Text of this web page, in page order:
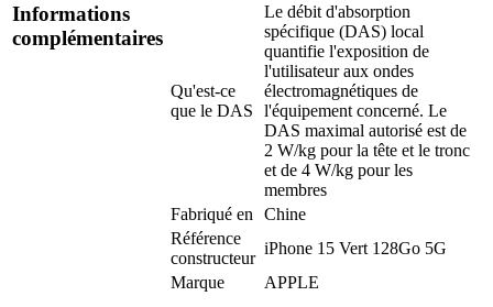
Informations
complémentaires
Qu'est-ce
que le DAS
Le débit d'absorption
spécifique (DAS) local
quantifie l'exposition de
l'utilisateur aux ondes
électromagnétiques de
l'équipement concerné. Le
DAS maximal autorisé est de
2 W/kg pour la tête et le tronc
et de 4 W/kg pour les
membres
Fabriqué en
Chine
Référence
constructeur
iPhone 15 Vert 128Go 5G
Marque
APPLE